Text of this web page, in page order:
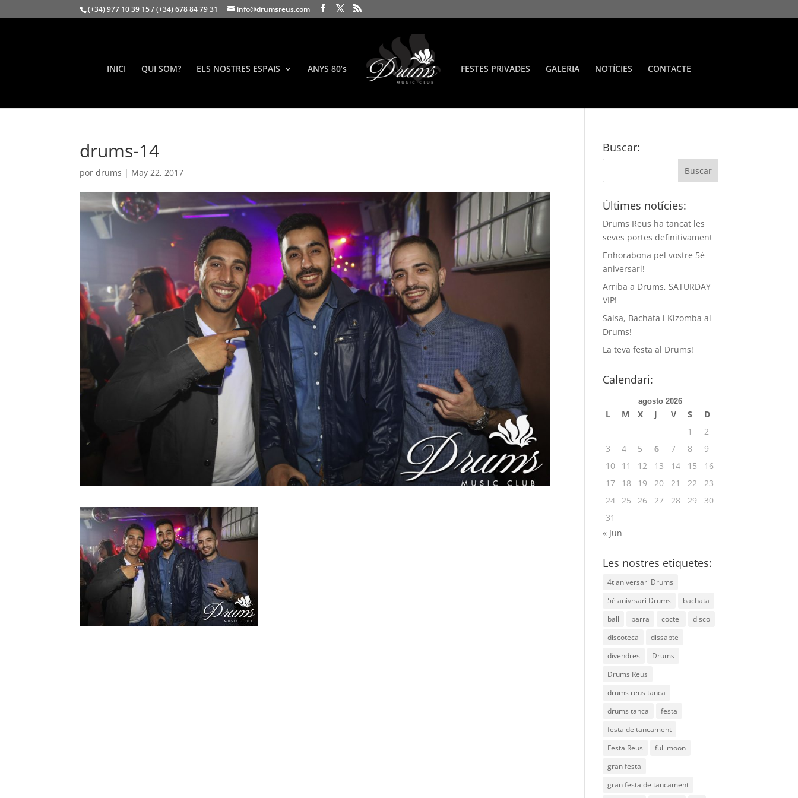
(+34) 977 10 39 15 / (+34) 678 84 79 31 info@drumsreus.com
INICI QUI SOM? ELS NOSTRES ESPAIS ANYS 80’s FESTES PRIVADES GALERIA NOTÍCIES CONTACTE
drums-14
pordrums | May 22, 2017
Buscar:
Últimes notícies:
Drums Reus ha tancat les
seves portes definitivament
Enhorabona pel vostre 5è
aniversari!
Arriba a Drums, SATURDAY
VIP!
Salsa, Bachata i Kizomba al
Drums!
La teva festa al Drums!
Calendari:
agosto 2026
L M X J V S
D
1
2
3
4 5 6 7 8
9
10
11 12 13 14 15
16
17
18 19 20 21 22
23
24 25 26 27 28 29
30
31
« Jun
Les nostres etiquetes:
4t aniversari Drums
5è anivrsari Drums
bachata
ball
barra coctel
disco
discoteca
dissabte
divendres
Drums
Drums Reus
drums reus tanca
drums tanca
festa
festa de tancament
Festa Reus
full moon
gran festa
gran festa de tancament